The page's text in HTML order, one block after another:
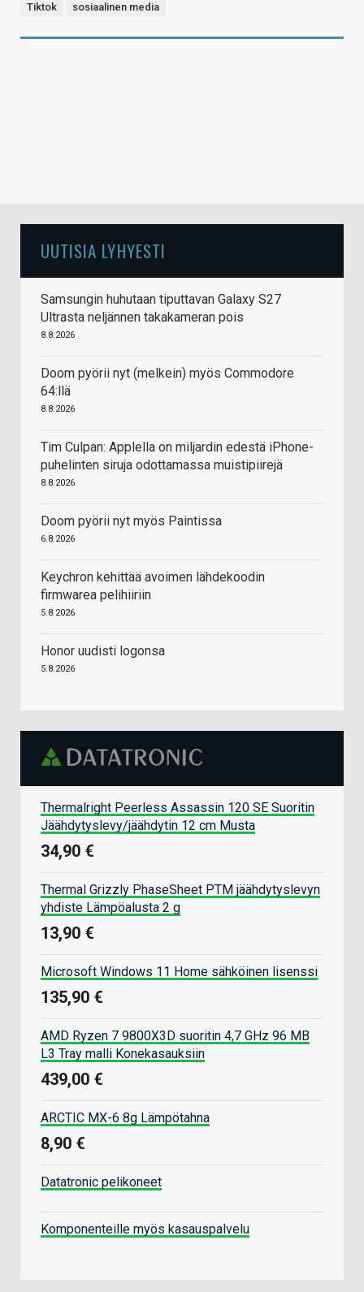
Tiktok sosiaalinen media
UUTISIA LYHYESTI
Samsungin huhutaan tiputtavan Galaxy S27
Ultrasta neljännen takakameran pois
8.8.2026
Doom pyörii nyt (melkein) myös Commodore
64:llä
8.8.2026
Tim Culpan: Applella on miljardin edestä iPhone-
puhelinten siruja odottamassa muistipiirejä
8.8.2026
Doom pyörii nyt myös Paintissa
6.8.2026
Keychron kehittää avoimen lähdekoodin
firmwarea pelihiiriin
5.8.2026
Honor uudisti logonsa
5.8.2026
Thermalright Peerless Assassin 120 SE Suoritin
Jäähdytyslevy/jäähdytin 12 cm Musta
34,90 €
Thermal Grizzly PhaseSheet PTM jäähdytyslevyn
yhdiste Lämpöalusta 2 g
13,90 €
Microsoft Windows 11 Home sähköinen lisenssi
135,90 €
AMD Ryzen 7 9800X3D suoritin 4,7 GHz 96 MB
L3 Tray malli Konekasauksiin
439,00 €
ARCTIC MX-6 8g Lämpötahna
8,90 €
Datatronic pelikoneet
Komponenteille myös kasauspalvelu